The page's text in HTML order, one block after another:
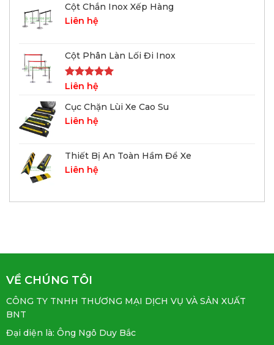
Cột Chắn Inox Xếp Hàng
Liên hệ
Cột Phân Làn Lối Đi Inox
Được xếp
5 sao
Liên hệ
Cục Chặn Lùi Xe Cao Su
Liên hệ
Thiết Bị An Toàn Hầm Để Xe
Liên hệ
VỀ CHÚNG TÔI
CÔNG TY TNHH THƯƠNG MẠI DỊCH VỤ VÀ SẢN XUẤT
BNT
Đại diện là: Ông Ngô Duy Bắc